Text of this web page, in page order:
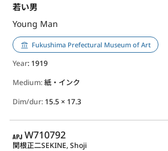
若い男
Young Man
Fukushima Prefectural Museum of Art
Year: 1919
Medium:紙・インク
Dim/dur: 15.5 × 17.3
APJ
W710792
関根正二SEKINE, Shoji